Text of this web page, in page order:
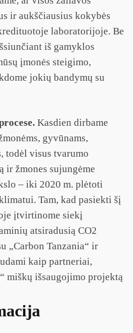
ir aukščiausius kokybės
laboratorijoje. Be
iš gamyklos
įmonės steigimo,
jokių bandymų su
Kasdien dirbame
gyvūnams,
todėl visus tvarumo
ir žmones sujungėme
– iki 2020 m. plėtoti
Tam, kad pasiekti šį
įtvirtinome siekį
atsiradusią CO2
„Carbon Tanzania“ ir
kaip partneriai,
miškų išsaugojimo projektą